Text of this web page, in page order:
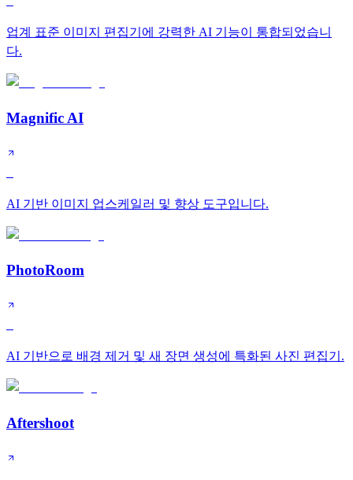
업계 표준 이미지 편집기에 강력한 AI 기능이 통합되었습니
다.
Magnific AI
AI 기반 이미지 업스케일러 및 향상 도구입니다.
PhotoRoom
AI 기반으로 배경 제거 및 새 장면 생성에 특화된 사진 편집기.
Aftershoot